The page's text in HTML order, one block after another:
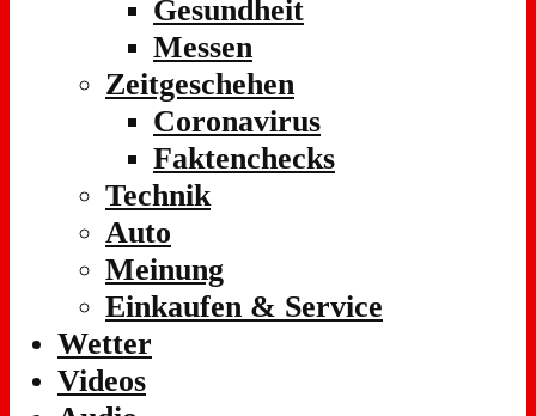
Gesundheit
Messen
Zeitgeschehen
Coronavirus
Faktenchecks
Technik
Auto
Meinung
Einkaufen & Service
Wetter
Videos